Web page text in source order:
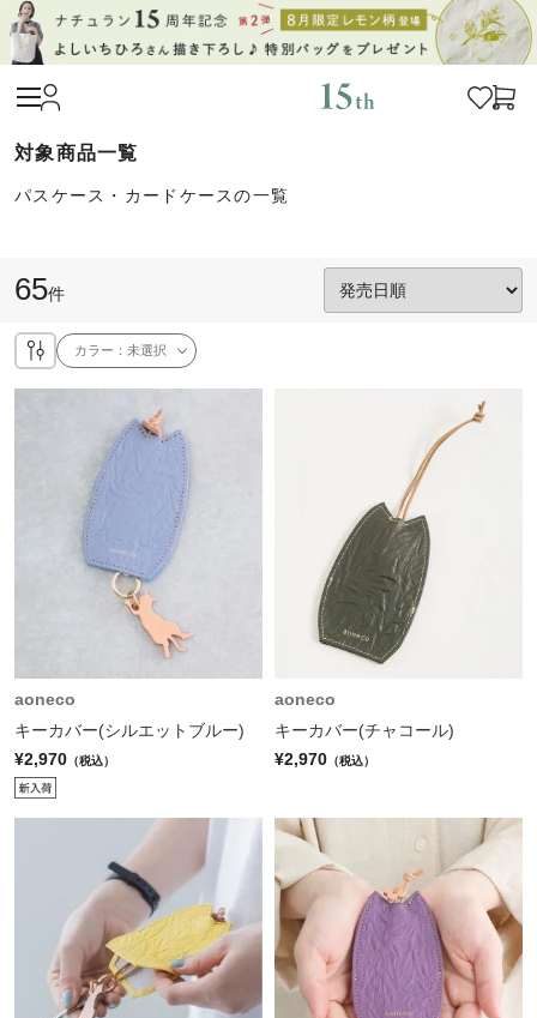
パスケース・カードケースの一覧
65件
カラー：未選択
aoneco
キーカバー(シルエットブルー)
¥2,970 （税込）
aoneco
キーカバー(チャコール)
¥2,970 （税込）